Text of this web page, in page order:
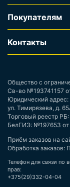
Покупателям
Контакты
Общество с
Св-во №193741157
Юридический
ул. Тимирязева, д.
Торговый реестр
БелГИЭ: №197653 от
Приём заказов на
Обработка
Телефон для связи по
прав:
+375(29)332-04-04